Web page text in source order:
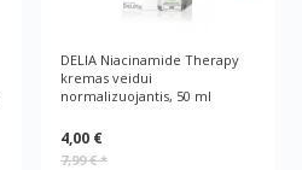
DELIA Niacinamide Therapy
kremas veidui
normalizuojantis, 50 ml
4,00 €
7,99 €*